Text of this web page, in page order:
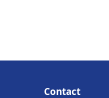
Contact